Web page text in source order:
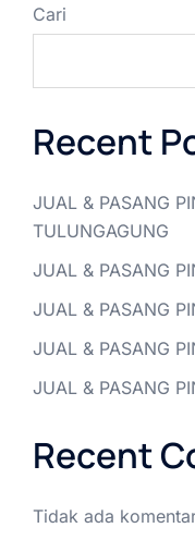
Cari
Recent
JUAL & PASANG
TULUNGAGUNG
JUAL & PASANG
JUAL & PASANG
JUAL & PASANG
JUAL & PASANG
Recent
Tidak ada